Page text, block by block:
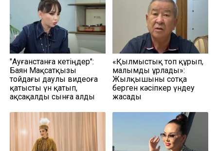
"Ауғанстанға кетіңдер":
Баян Мақсатқызы
тойдағы даулы видеоға
қатысты үн қатып,
ақсақалды сынға алды
«Қылмыстық топ құрып,
малымды ұрлады»:
Жылқышыны сотқа
берген кәсіпкер үндеу
жасады